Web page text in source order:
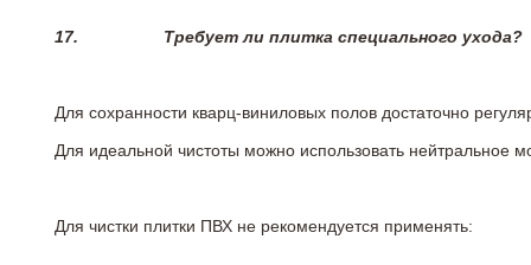
17. Требует ли плитка специального ухода?
Для сохранности кварц-виниловых полов достаточно
Для идеальной чистоты можно использовать
Для чистки плитки ПВХ не рекомендуется применять: